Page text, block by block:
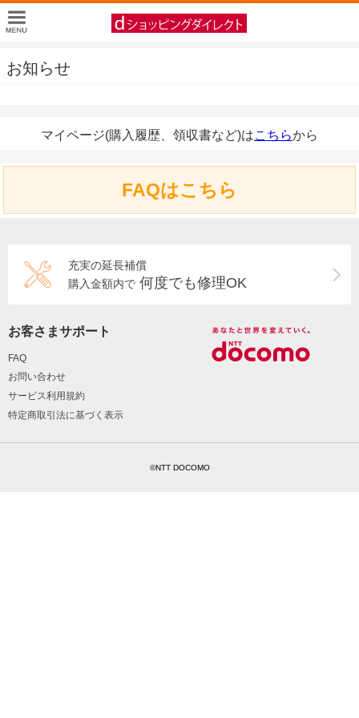
お知らせ
マイページ(購入履歴、領収書など)はこちらから
FAQはこちら
充実の延長補償
購入金額内で 何度でも修理OK
お客さまサポート
FAQ
お問い合わせ
サービス利用規約
特定商取引法に基づく表示
©NTT DOCOMO